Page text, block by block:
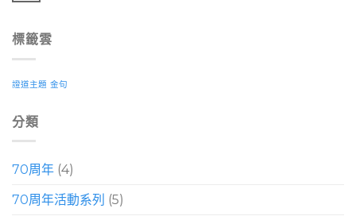
標籤雲
證道主題 金句
分類
70周年 (4)
70周年活動系列 (5)